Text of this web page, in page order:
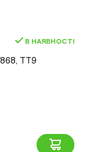
В НАЯВНОСТІ
ТТ9